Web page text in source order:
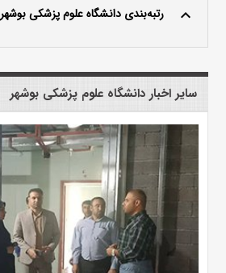
keyboard_arrow_up رتبه‌بندی دانشگاه علوم پزشکی بوشهر
سایر اخبار دانشگاه علوم پزشکی بوشهر